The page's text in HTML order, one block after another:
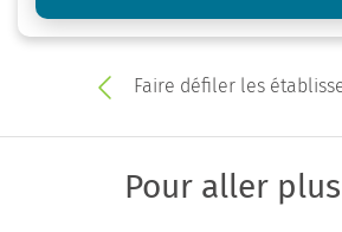
Faire défiler les
Pour aller